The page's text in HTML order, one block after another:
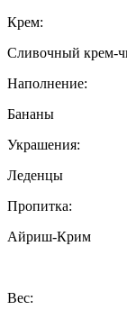
Крем:
Сливочный крем-
Наполнение:
Бананы
Украшения:
Леденцы
Пропитка:
Айриш-Крим
Вес: